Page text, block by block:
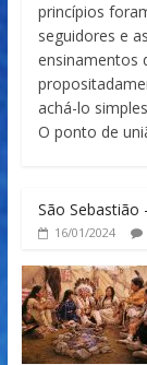
princípios
seguidores e
ensinamentos
achá-lo
O ponto de
São Sebastião
16/01/2024